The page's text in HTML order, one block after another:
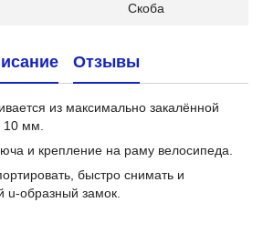
Скоба
Отзывы
из максимально закалённой
10 мм.
и крепление на раму велосипеда.
быстро снимать и
u-образный замок.